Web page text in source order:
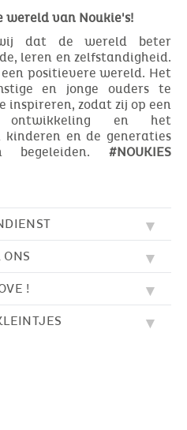
wereld van Noukie's!
dat de wereld beter
leren en zelfstandigheid.
positievere wereld. Het
en jonge ouders te
inspireren, zodat zij op een
en het
en de generaties
begeleiden. #NOUKIES
ONS
AVV
ONS
!